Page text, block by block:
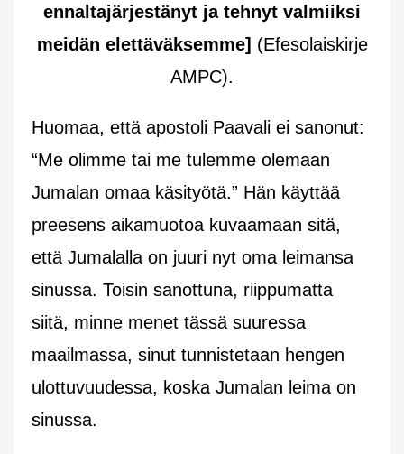
ennaltajärjestänyt ja tehnyt valmiiksi
meidän elettäväksemme] (Efesolaiskirje
AMPC).
Huomaa, että apostoli Paavali ei sanonut:
“Me olimme tai me tulemme olemaan
Jumalan omaa käsityötä.” Hän käyttää
preesens aikamuotoa kuvaamaan sitä,
että Jumalalla on juuri nyt oma leimansa
sinussa. Toisin sanottuna, riippumatta
siitä, minne menet tässä suuressa
maailmassa, sinut tunnistetaan hengen
ulottuvuudessa, koska Jumalan leima on
sinussa.